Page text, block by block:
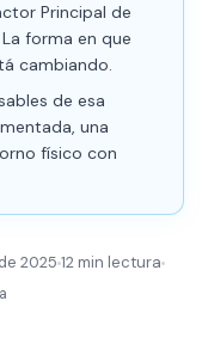
Principal de
forma en que
cambiando.
de esa
una
físico con
2025 12 min lectura